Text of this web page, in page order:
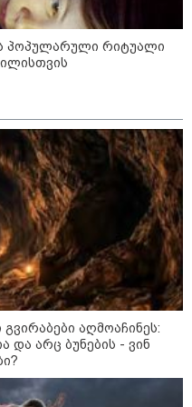
იყოს იდეალურ პლაჟის
სრული ჩეკლისტი
პოპულარული რიტუალი
აღმოაჩინეს:
და არც ბუნების - ვინ